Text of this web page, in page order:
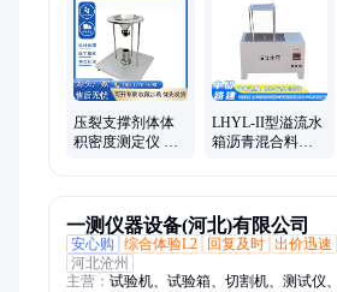
压裂支撑剂体体
积密度测定仪 陶
LHYL-II型溢流水
箱沥青混合料密
一测仪器设备(河北)有限公司
安心购
综合体验L2 回复及时 出价迅速
河北沧州
主营： 试验机、试验箱、切割机、测试仪